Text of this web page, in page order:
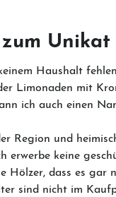
Unikat
Haushalt
Limonaden mit
ich auch einen
Region und
erwerbe keine
Hölzer, dass es gar
sind nicht im